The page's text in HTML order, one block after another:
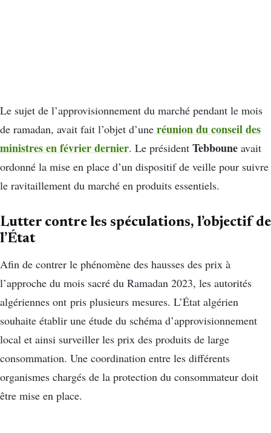
Le sujet de l’approvisionnement du marché pendant le mois
de ramadan, avait fait l’objet d’une réunion du conseil des
ministres en février dernier. Le président Tebboune avait
ordonné la mise en place d’un dispositif de veille pour suivre
le ravitaillement du marché en produits essentiels.
Lutter contre les spéculations, l’objectif de
l’État
Afin de contrer le phénomène des hausses des prix à
l’approche du mois sacré du Ramadan 2023, les autorités
algériennes ont pris plusieurs mesures. L’État algérien
souhaite établir une étude du schéma d’approvisionnement
local et ainsi surveiller les prix des produits de large
consommation. Une coordination entre les différents
organismes chargés de la protection du consommateur doit
être mise en place.